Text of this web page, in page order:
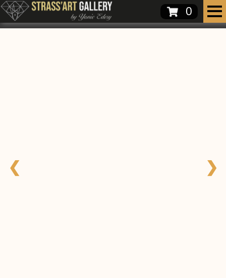
0
❮ ❯